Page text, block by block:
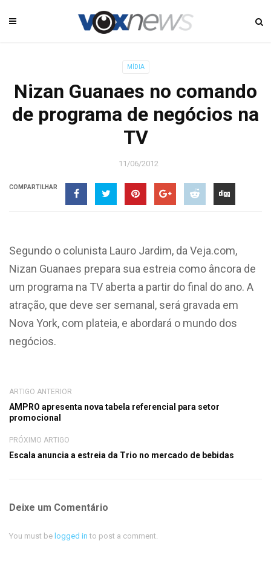
MÍDIA
Nizan Guanaes no comando
de programa de negócios na
TV
11/06/2012
COMPARTILHAR
Segundo o colunista Lauro Jardim, da Veja.com,
Nizan Guanaes prepara sua estreia como âncora de
um programa na TV aberta a partir do final do ano. A
atração, que deve ser semanal, será gravada em
Nova York, com plateia, e abordará o mundo dos
negócios.
ARTIGO ANTERIOR
AMPRO apresenta nova tabela referencial para setor
promocional
PRÓXIMO ARTIGO
Escala anuncia a estreia da Trio no mercado de bebidas
Deixe um Comentário
You must be logged in to post a comment.